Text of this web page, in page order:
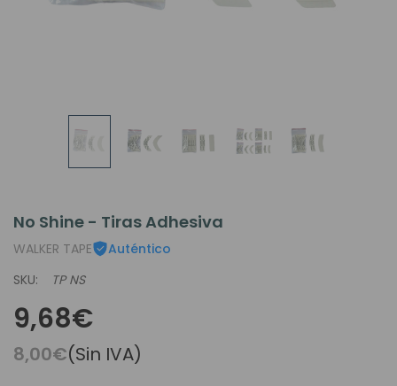
No Shine - Tiras Adhesiva
WALKER TAPE
Auténtico
SKU:
TP NS
9,68€
8,00€(Sin IVA)